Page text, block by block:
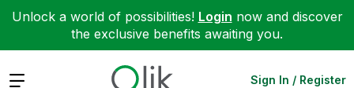
Unlock a world of possibilities! Login now and discover
the exclusive benefits awaiting you.
Expand Sign In / Register